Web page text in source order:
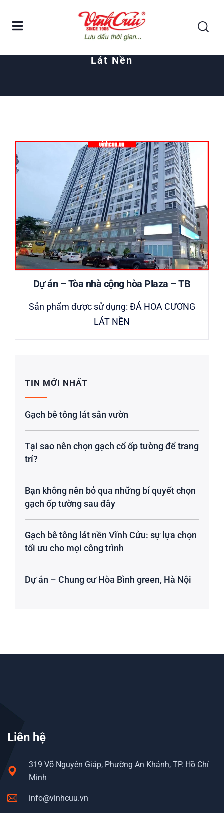
Posts tagged "lát nền"
Lát Nền
Dự án – Tòa nhà cộng hòa Plaza – TB
Sả​n phẩ​m đ​ượ​c sử​ dụ​ng: Đ​Á​ HOA CƯƠ​NG
LÁ​T NỀ​N
TIN MỚI NHẤT
Gạch bê tông lát sân vườn
Tại sao nên chọn gạch cổ ốp tường để trang
trí?
Bạn không nên bỏ qua những bí quyết chọn
gạch ốp tường sau đây
Gạch bê tông lát nền Vĩnh Cửu: sự lựa chọn
tối ưu cho mọi công trình
Dự án – Chung cư Hòa Bình green, Hà Nội
Liên hệ
319 Võ Nguyên Giáp, Phường An Khánh, TP. Hồ Chí
Minh
info@vinhcuu.vn